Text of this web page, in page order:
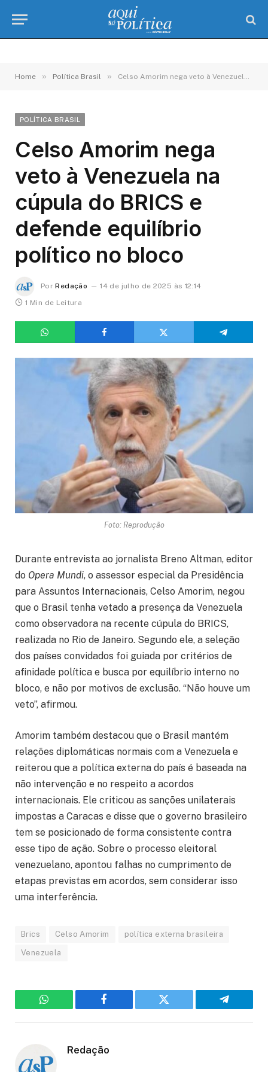
Home » Política Brasil » Celso Amorim nega veto à Venezuela na cúpula do BRICS e defende equilíbrio político no bloco
POLÍTICA BRASIL
Celso Amorim nega
veto à Venezuela na
cúpula do BRICS e
defende equilíbrio
político no bloco
Por Redação
14 de julho de 2025 às 12:14
1 Min de Leitura
Foto: Reprodução
Durante entrevista ao jornalista Breno Altman, editor
do Opera Mundi, o assessor especial da Presidência
para Assuntos Internacionais, Celso Amorim, negou
que o Brasil tenha vetado a presença da Venezuela
como observadora na recente cúpula do BRICS,
realizada no Rio de Janeiro. Segundo ele, a seleção
dos países convidados foi guiada por critérios de
afinidade política e busca por equilíbrio interno no
bloco, e não por motivos de exclusão. “Não houve um
veto”, afirmou.
Amorim também destacou que o Brasil mantém
relações diplomáticas normais com a Venezuela e
reiterou que a política externa do país é baseada na
não intervenção e no respeito a acordos
internacionais. Ele criticou as sanções unilaterais
impostas a Caracas e disse que o governo brasileiro
tem se posicionado de forma consistente contra
esse tipo de ação. Sobre o processo eleitoral
venezuelano, apontou falhas no cumprimento de
etapas previstas em acordos, sem considerar isso
uma interferência.
Brics Celso Amorim política externa brasileira
Venezuela
WhatsApp Facebook Twitter Telegram
Redação